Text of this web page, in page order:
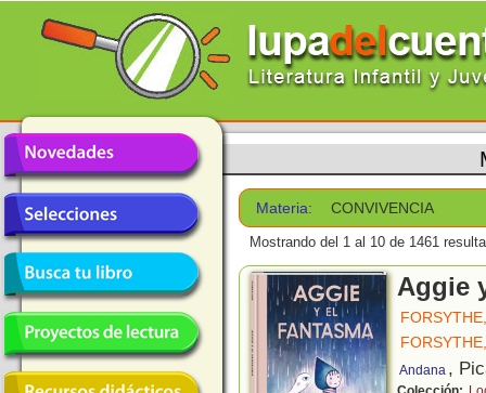
Materia: CONVIVENCIA
Mostrando del 1 al 10 de 1461
Aggie
Andana ,